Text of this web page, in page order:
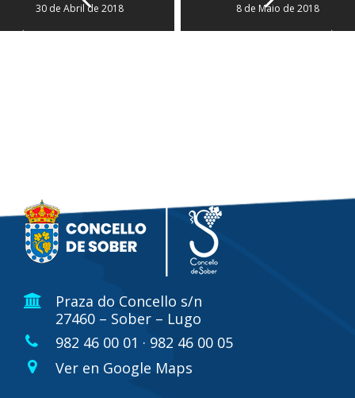
30 de Abril de 2018 8 de Maio de 2018
Praza do Concello s/n
27460 – Sober – Lugo
982 46 00 01 · 982 46 00 05
Ver en Google Maps